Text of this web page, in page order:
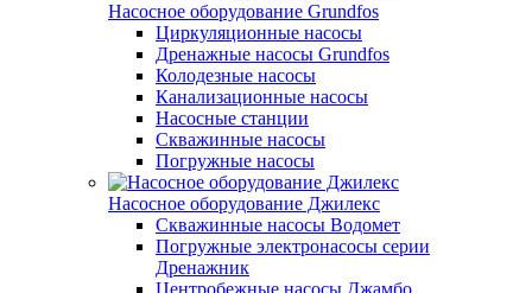
Насосное оборудование Grundfos
Циркуляционные насосы
Дренажные насосы Grundfos
Колодезные насосы
Канализационные насосы
Насосные станции
Скважинные насосы
Погружные насосы
Насосное оборудование Джилекс
Скважинные насосы Водомет
Погружные электронасосы серии
Дренажник
Центробежные насосы Джамбо